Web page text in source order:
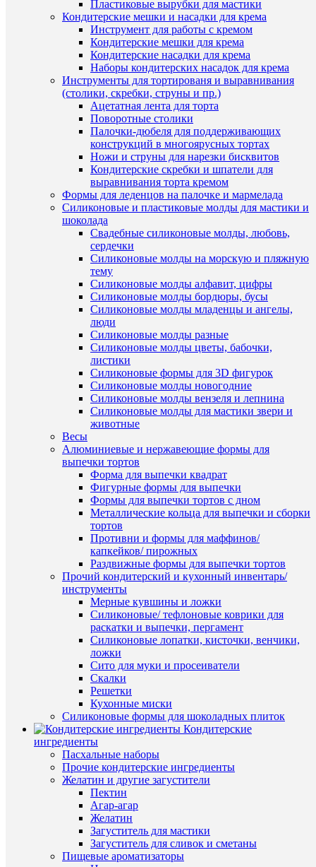
Пластиковые вырубки для мастики
Кондитерские мешки и насадки для крема
Инструмент для работы с кремом
Кондитерские мешки для крема
Кондитерские насадки для крема
Наборы кондитерских насадок для крема
Инструменты для тортированя и выравнивания
(столики, скребки, струны и пр.)
Ацетатная лента для торта
Поворотные столики
Палочки-дюбеля для поддерживающих
конструкций в многоярусных тортах
Ножи и струны для нарезки бисквитов
Кондитерские скребки и шпатели для
выравнивания торта кремом
Формы для леденцов на палочке и мармелада
Силиконовые и пластиковые молды для мастики и
шоколада
Свадебные силиконовые молды, любовь,
сердечки
Силиконовые молды на морскую и пляжную
тему
Силиконовые молды алфавит, цифры
Силиконовые молды бордюры, бусы
Силиконовые молды младенцы и ангелы,
люди
Силиконовые молды разные
Силиконовые молды цветы, бабочки,
листики
Силиконовые формы для 3D фигурок
Силиконовые молды новогодние
Силиконовые молды вензеля и лепнина
Силиконовые молды для мастики звери и
животные
Весы
Алюминиевые и нержавеющие формы для
выпечки тортов
Форма для выпечки квадрат
Фигурные формы для выпечки
Формы для выпечки тортов с дном
Металлические кольца для выпечки и сборки
тортов
Противни и формы для маффинов/
капкейков/ пирожных
Раздвижные формы для выпечки тортов
Прочий кондитерский и кухонный инвентарь/
инструменты
Мерные кувшины и ложки
Силиконовые/ тефлоновые коврики для
раскатки и выпечки, пергамент
Силиконовые лопатки, кисточки, венчики,
ложки
Сито для муки и просеиватели
Скалки
Решетки
Кухонные миски
Силиконовые формы для шоколадных плиток
Кондитерские
ингредиенты
Пасхальные наборы
Прочие кондитерские ингредиенты
Желатин и другие загустители
Пектин
Агар-агар
Желатин
Загуститель для мастики
Загуститель для сливок и сметаны
Пищевые ароматизаторы
Шпатель
/
шт
клик
В
наличии
Кольцо
для
30